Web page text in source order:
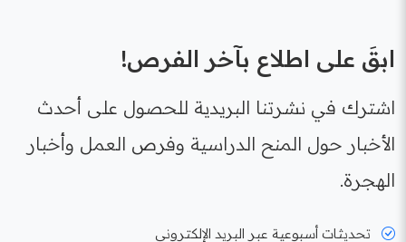
ابقَ على اطلاع بآخر الفرص!
اشترك في نشرتنا البريدية للحصول على أحدث
الأخبار حول المنح الدراسية وفرص العمل وأخبار
الهجرة.
تحديثات أسبوعية عبر البريد الإلكتروني